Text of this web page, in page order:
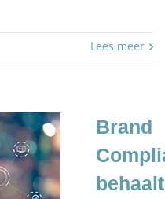
Lees meer
Brand
behaalt